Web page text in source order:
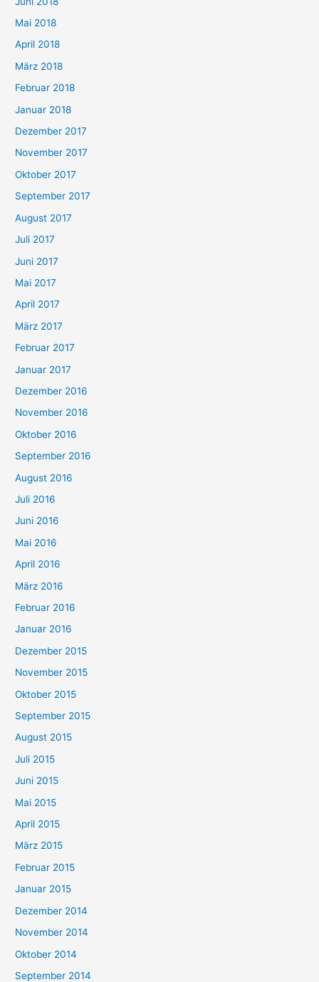
Mai 2018
April 2018
März 2018
Februar 2018
Januar 2018
Dezember 2017
November 2017
Oktober 2017
September 2017
August 2017
Juli 2017
Juni 2017
Mai 2017
April 2017
März 2017
Februar 2017
Januar 2017
Dezember 2016
November 2016
Oktober 2016
September 2016
August 2016
Juli 2016
Juni 2016
Mai 2016
April 2016
März 2016
Februar 2016
Januar 2016
Dezember 2015
November 2015
Oktober 2015
September 2015
August 2015
Juli 2015
Juni 2015
Mai 2015
April 2015
März 2015
Februar 2015
Januar 2015
Dezember 2014
November 2014
Oktober 2014
September 2014